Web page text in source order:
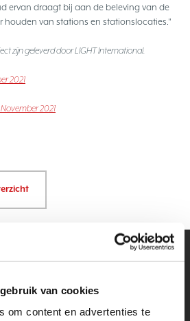
van cookies
om content en advertenties te
ervan draagt bij aan de beleving van de
houden van stations en stationslocaties."
zijn geleverd door LIGHT International.
2021
2021
van onze producten, we helpen u